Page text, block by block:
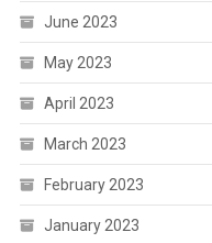
June 2023
May 2023
April 2023
March 2023
February 2023
January 2023